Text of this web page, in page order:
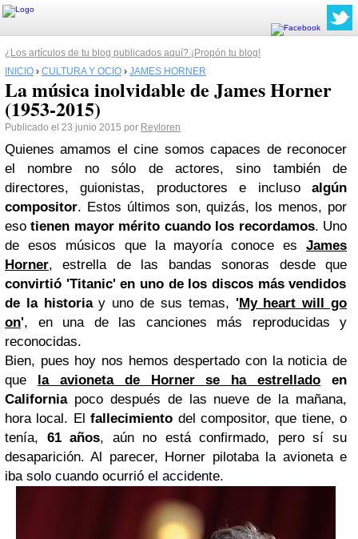
¿Los artículos de tu blog publicados aquí? ¡Propón tu blog!
INICIO › CULTURA Y OCIO › JAMES HORNER
La música inolvidable de James Horner
(1953-2015)
Publicado el 23 junio 2015 por Reyloren
Quienes amamos el cine somos capaces de reconocer
el nombre no sólo de actores, sino también de
directores, guionistas, productores e incluso algún
compositor. Estos últimos son, quizás, los menos, por
esotienen mayor mérito cuando los recordamos. Uno
de esos músicos que la mayoría conoce es James
Horner, estrella de las bandas sonoras desde que
convirtió 'Titanic' en uno de los discos más vendidos
de la historiay uno de sus temas, 'My heart will go
on', en una de las canciones más reproducidas y
reconocidas.
Bien, pues hoy nos hemos despertado con la noticia de
que la avioneta de Horner se ha estrellado en
Californiapoco después de las nueve de la mañana,
hora local. Elfallecimiento del compositor, que tiene, o
tenía, 61 años, aún no está confirmado, pero sí su
desaparición. Al parecer, Horner pilotaba la avioneta e
iba solo cuando ocurrió el accidente.